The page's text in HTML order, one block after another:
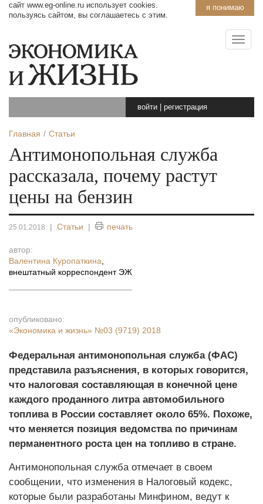
я понимаю
сайт www.eg-online.ru использует cookies.
пользуясь сайтом, вы соглашаетесь с этим.
войти регистрация
Главная Статьи
Антимонопольная служба
рассказала, почему растут
цены на бензин
25.01.2018 | Статьи | печать
автор:
Валентина Куропаткина
внештатный корреспондент ЭЖ
опубликовано:
«Экономика и жизнь» №03 (9719) 2018
Федеральная антимонопольная служба (ФАС)
представила разъяснения, в которых говорится,
что налоговая составляющая в конечной цене
каждого проданного литра автомобильного
топлива в России составляет около 65%. Похоже,
что меняется позиция ведомства по причинам
перманентного роста цен на топливо в стране.
Антимонопольная служба отмечает в своем
сообщении, что изменения в Налоговый кодекс,
которые были разработаны Минфином, ведут к